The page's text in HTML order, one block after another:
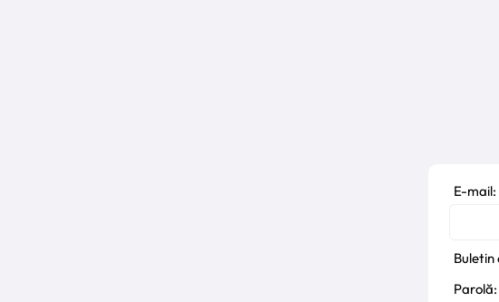
E-mail:
Buletin
Parolă: